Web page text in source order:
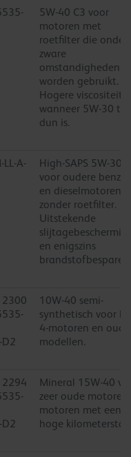
5W-40 C3 voor
motoren met
roetfilter die onder
zware
omstandigheden
worden gebruikt.
Hogere viscositeit
wanneer 5W-30 te
dun is.
LL-A-
High-SAPS 5W-30
voor oudere
en dieselmotoren
zonder roetfilter.
Uitstekende
en enigszins
2300
10W-40 semi-
synthetisch voor
4-motoren en
modellen.
2294
Mineral 15W-40
zeer oude
motoren met een
hoge